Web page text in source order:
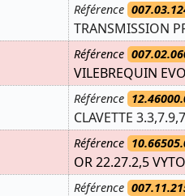
Référence
TRANSMISSION
Référence
VILEBREQUIN
Référence
CLAVETTE
Référence
OR 22.27.2,5
Référence